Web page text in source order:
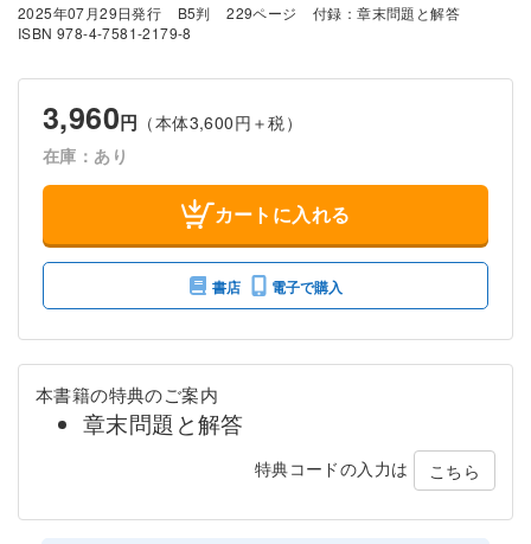
2025年07月29日発行
B5判 229ページ
付録：章末問題と解答
ISBN 978-4-7581-2179-8
3,960円 （本体3,600円＋税）
在庫：あり
カートに入れる
書店 電子で購入
本書籍の特典のご案内
章末問題と解答
特典コードの入力は こちら